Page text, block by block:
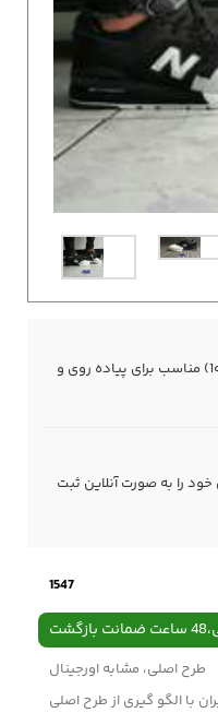
کفش کتانی نیوبالانس (های کپی درجه1) مناسب برای پیاده روی و
را به صورت آنلاین ثبت
1547
طرح اصلی، مشابه اورجینال
با الگو گیری از طرح اصلی